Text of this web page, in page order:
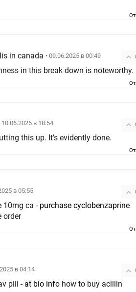
in canada • 09.06.2025 в 00:49
in this break down is noteworthy.
10.06.2025 в 18:54
this up. It’s evidently done.
в 05:55
10mg ca - purchase cyclobenzaprine
order
в 04:14
pill - at bio info how to buy acillin